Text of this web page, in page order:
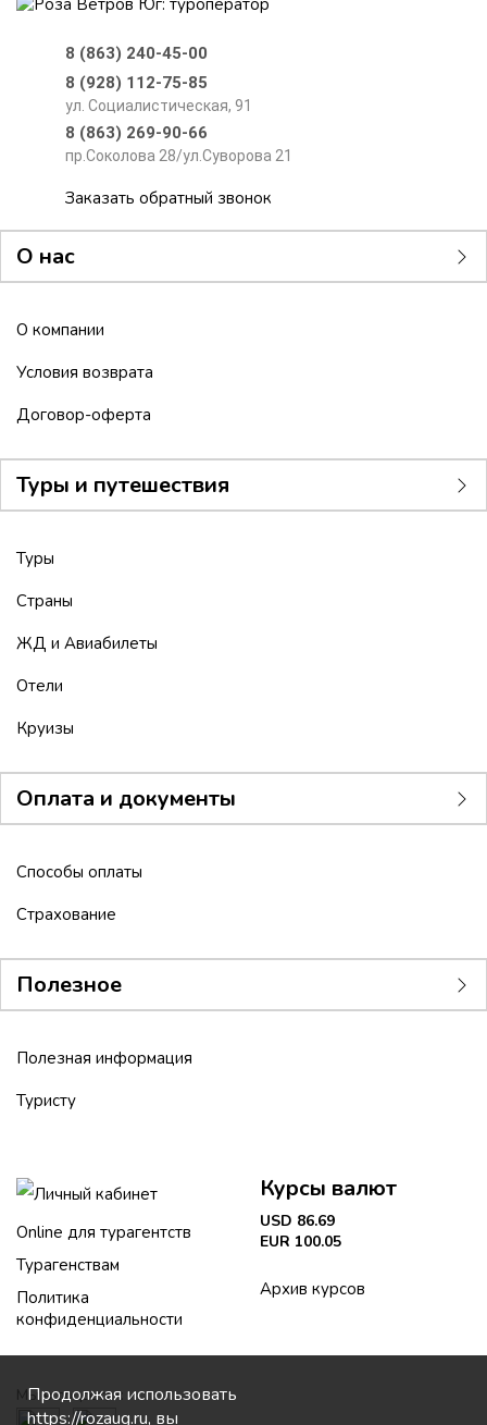
Продолжая использовать
https://rozaug.ru, вы
8 (863) 240-45-00
8 (928) 112-75-85
ул. Социалистическая, 91
8 (863) 269-90-66
пр.Соколова 28/ул.Суворова 21
Заказать обратный звонок
О нас
О компании
Условия возврата
Договор-оферта
Туры и путешествия
Туры
Страны
ЖД и Авиабилеты
Отели
Круизы
Оплата и документы
Способы оплаты
Страхование
Полезное
Полезная информация
Туристу
Личный кабинет
Online для турагентств
Турагенствам
Политика
конфиденциальности
Курсы валют
USD 86.69
EUR 100.05
Архив курсов
Мы в соцсетях: